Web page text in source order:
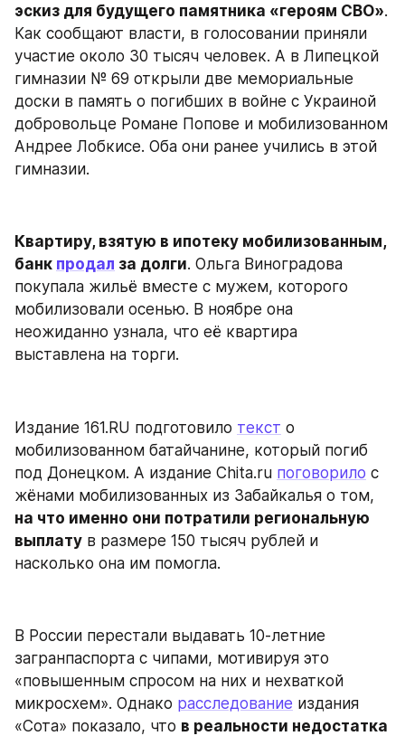
эскиз для будущего памятника «героям СВО».
Как сообщают власти, в голосовании приняли
участие около 30 тысяч человек. А в Липецкой
гимназии № 69 открыли две мемориальные
доски в память о погибших в войне с Украиной
добровольце Романе Попове и мобилизованном
Андрее Лобкисе. Оба они ранее учились в этой
гимназии.
Квартиру, взятую в ипотеку мобилизованным,
банк продал за долги. Ольга Виноградова
покупала жильё вместе с мужем, которого
мобилизовали осенью. В ноябре она
неожиданно узнала, что её квартира
выставлена на торги.
Издание 161.RU подготовило текст о
мобилизованном батайчанине, который погиб
под Донецком. А издание Chita.ru поговорило с
на что именно они потратили региональную
выплату в размере 150 тысяч рублей и
насколько она им помогла.
В России перестали выдавать 10-летние
загранпаспорта с чипами, мотивируя это
«повышенным спросом на них и нехваткой
микросхем». Однако расследование издания
«Сота» показало, что в реальности недостатка